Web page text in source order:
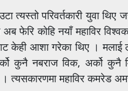
त्यस्तो परिवर्तकारी युवा
फेरि कोहि नयाँ महाविर
केही आशा गरेका थिए ।
कुनै नबराज विक, अर्को कुनै
त्यसकारणमा महाविर कमरेड